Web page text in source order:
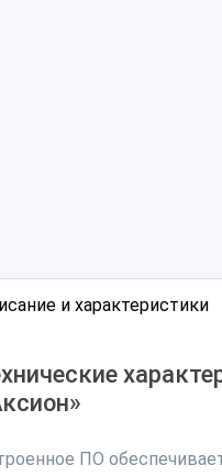
и характеристики
ПО